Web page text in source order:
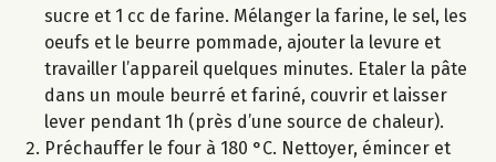
sucre et 1 cc de farine. Mélanger la farine, le sel, les
oeufs et le beurre pommade, ajouter la levure et
travailler l’appareil quelques minutes. Etaler la pâte
dans un moule beurré et fariné, couvrir et laisser
lever pendant 1h (près d’une source de chaleur).
Préchauffer le four à 180 °C. Nettoyer, émincer et